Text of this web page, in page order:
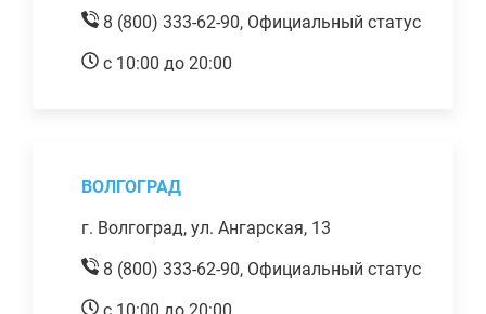
8 (800) 333-62-90, Официальный статус
с 10:00 до 20:00
ВОЛГОГРАД
г. Волгоград, ул. Ангарская, 13
8 (800) 333-62-90, Официальный статус